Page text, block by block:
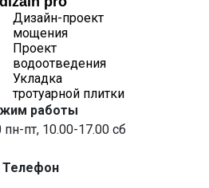
Дизайн-проект
мощения
Проект
водоотведения
Укладка
тротуарной плитки
работы
пт, 10.00-17.00 сб
Телефон